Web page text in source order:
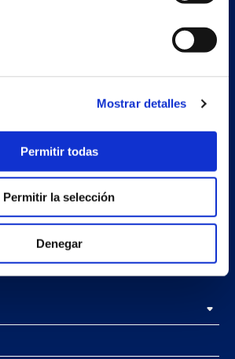
Mostrar detalles
Permitir todas
Permitir la selección
Denegar